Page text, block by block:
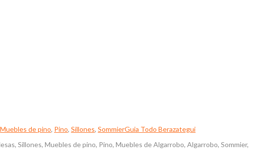
Muebles de pino, Pino, Sillones, SommierGuia Todo Berazategui
Sillones, Muebles de pino, Pino, Muebles de Algarrobo, Algarrobo, Sommier,